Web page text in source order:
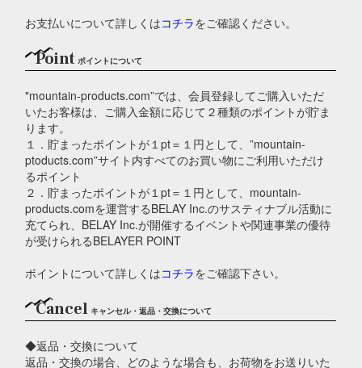
お支払いについて詳しくはコチラをご確認ください。
Point ポイントについて
"mountain-products.com”では、会員登録してご購入いただ
いたお客様は、ご購入金額に応じて２種類のポイントが貯ま
ります。
１．貯まったポイントが１pt＝１円として、”mountain-
ptoducts.com”サイト内すべてのお買い物にご利用いただけ
るポイント
２．貯まったポイントが１pt＝１円として、mountain-
products.comを運営するBELAY Inc.のサスティナブル活動に
充てられ、BELAY Inc.が開催するイベントや関連事業の優待
が受けられるBELAYER POINT
ポイントについて詳しくはコチラをご確認下さい。
Cancel キャンセル・返品・交換について
◆返品・交換について
返品・交換の場合、どのような場合も、お荷物をお送りいた